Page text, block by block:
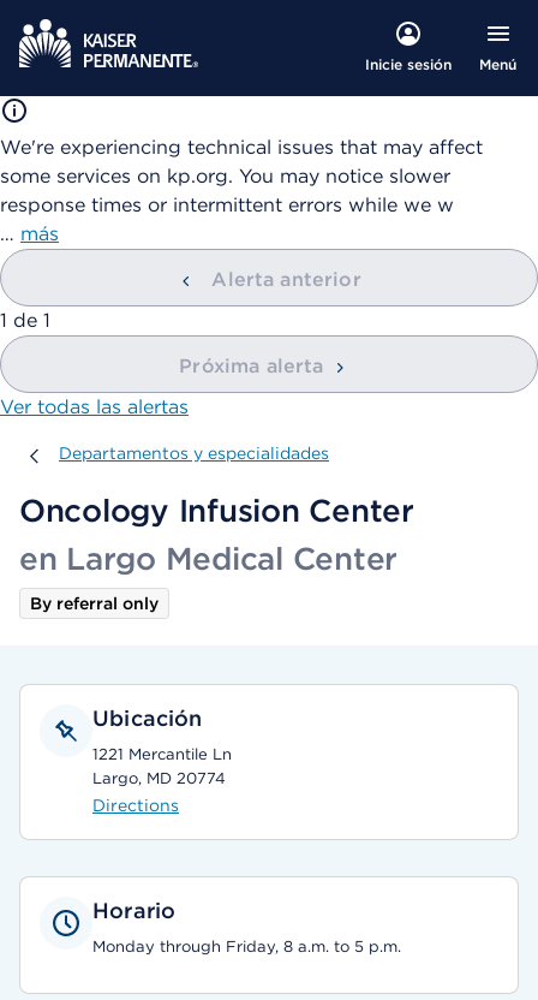
Inicie sesión Menú
We're experiencing technical issues that may affect
some services on kp.org. You may notice slower
response times or intermittent errors while we w
… más
Alerta anterior
mostrando
1 de 1
Próxima alerta
Ver todas las alertas
Departamentos y especialidades
Departamentos y especialidades
Oncology Infusion Center
en Largo Medical Center
By referral only
Ubicación
1221 Mercantile Ln
Largo, MD 20774
Directions
Horario
Monday through Friday, 8 a.m. to 5 p.m.